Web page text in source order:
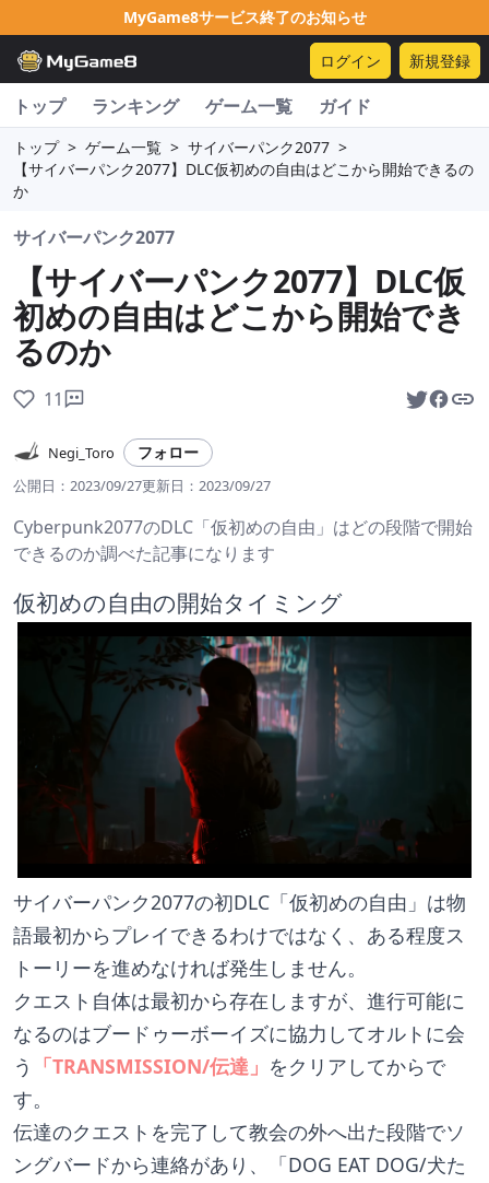
MyGame8サービス終了のお知らせ
ログイン 新規登録
トップ ランキング ゲーム一覧 ガイド
トップ > ゲーム一覧 > サイバーパンク2077 >
【サイバーパンク2077】DLC仮初めの自由はどこから開始できるの
か
サイバーパンク2077
【サイバーパンク2077】DLC仮
初めの自由はどこから開始でき
るのか
11
Negi_Toro フォロー
公開日： 2023/09/27更新日： 2023/09/27
Cyberpunk2077のDLC「仮初めの自由」はどの段階で開始
できるのか調べた記事になります
仮初めの自由の開始タイミング
サイバーパンク2077の初DLC「仮初めの自由」は物
語最初からプレイできるわけではなく、ある程度ス
トーリーを進めなければ発生しません。
クエスト自体は最初から存在しますが、進行可能に
なるのはブードゥーボーイズに協力してオルトに会
う 「TRANSMISSION/伝達」 をクリアしてからで
す。
伝達のクエストを完了して教会の外へ出た段階でソ
ングバードから連絡があり、「DOG EAT DOG/犬た